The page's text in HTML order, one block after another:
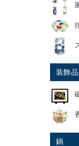
装飾品
鍋